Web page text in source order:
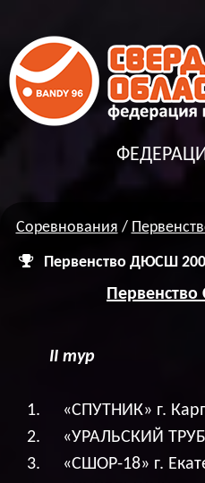
Соревнования /
Первенство ДЮСШ
II тур г.
«СПУТНИК» г.
«УРАЛЬСКИЙ
«СШОР-18» г.